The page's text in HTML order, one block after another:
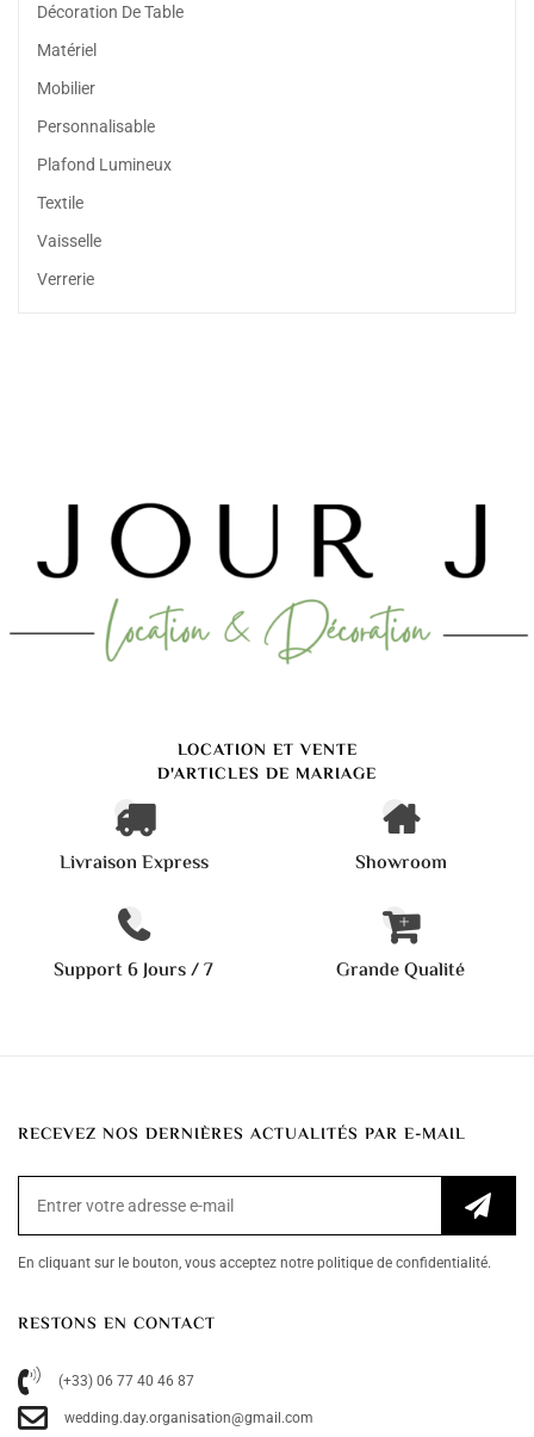
Décoration De Table
Matériel
Mobilier
Personnalisable
Plafond Lumineux
Textile
Vaisselle
Verrerie
LOCATION ET VENTE
D'ARTICLES DE MARIAGE
Livraison Express Showroom
Support 6 Jours / 7 Grande Qualité
RECEVEZ NOS DERNIÈRES ACTUALITÉS PAR E-MAIL
En cliquant sur le bouton, vous acceptez notre politique de confidentialité.
RESTONS EN CONTACT
(+33) 06 77 40 46 87
wedding.day.organisation@gmail.com